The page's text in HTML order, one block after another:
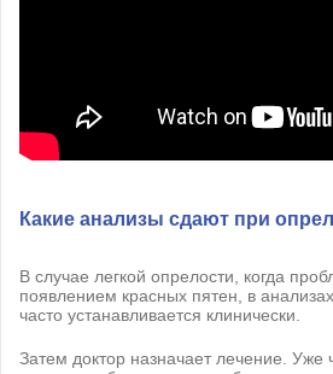
Какие анализы сдают при
В случае легкой опрелости, когда
появлением красных пятен, в
часто устанавливается клинически.
Затем доктор назначает лечение. Уже